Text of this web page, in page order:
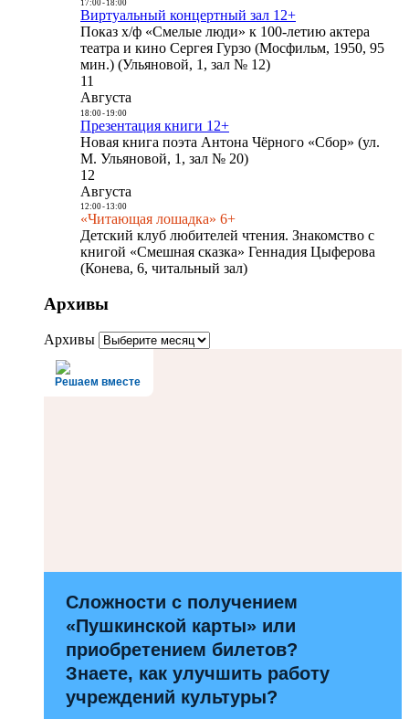
17:00- 18:00
Виртуальный концертный зал 12+
Показ х/ф «Смелые люди» к 100-летию актера
театра и кино Сергея Гурзо (Мосфильм, 1950, 95
мин.) (Ульяновой, 1, зал № 12)
11
Августа
18:00- 19:00
Презентация книги 12+
Новая книга поэта Антона Чёрного «Сбор» (ул.
М. Ульяновой, 1, зал № 20)
12
Августа
12:00- 13:00
«Читающая лошадка» 6+
Детский клуб любителей чтения. Знакомство с
книгой «Смешная сказка» Геннадия Цыферова
(Конева, 6, читальный зал)
Архивы
Архивы
Решаем вместе
Сложности с получением
«Пушкинской карты» или
приобретением билетов?
Знаете, как улучшить работу
учреждений культуры?